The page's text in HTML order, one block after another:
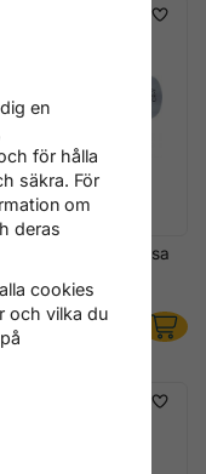
tändstifts-ledhylsa
Extra smal
en
för hålla
säkra. För
om
deras
cookies
och vilka du